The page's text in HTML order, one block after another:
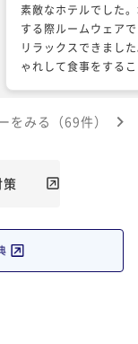
素敵なホテルでした
する際ルームウェア
リラックスできまし
ゃれして食事をする
す。
をみる（69件）